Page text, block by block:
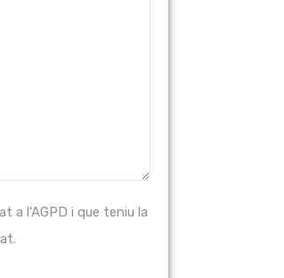
a l'AGPD i que teniu la